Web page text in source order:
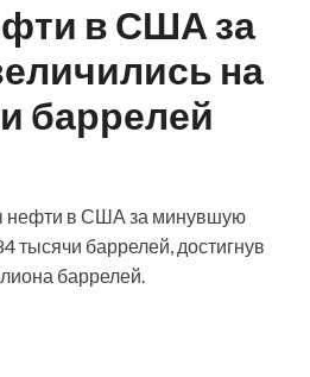
в США за
на
баррелей
нефти в США за минувшую
тысячи баррелей, достигнув
баррелей.